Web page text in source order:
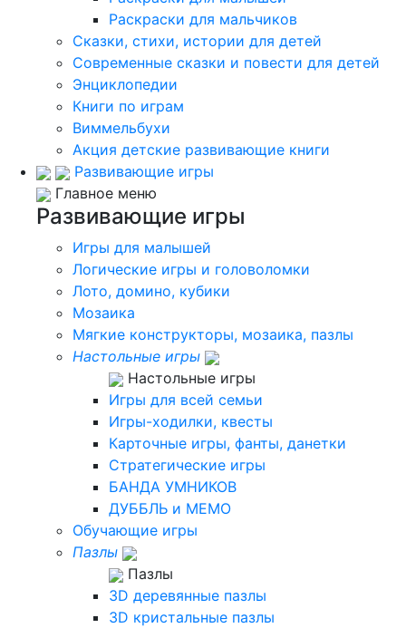
Раскраски для мальчиков
Сказки, стихи, истории для детей
Современные сказки и повести для детей
Энциклопедии
Книги по играм
Виммельбухи
Акция детские развивающие книги
Развивающие игры
Главное меню
Развивающие игры
Игры для малышей
Логические игры и головоломки
Лото, домино, кубики
Мозаика
Мягкие конструкторы, мозаика, пазлы
Настольные игры
Настольные игры
Игры для всей семьи
Игры-ходилки, квесты
Карточные игры, фанты, данетки
Стратегические игры
БАНДА УМНИКОВ
ДУББЛЬ и МЕМО
Обучающие игры
Пазлы
Пазлы
3D деревянные пазлы
3D кристальные пазлы